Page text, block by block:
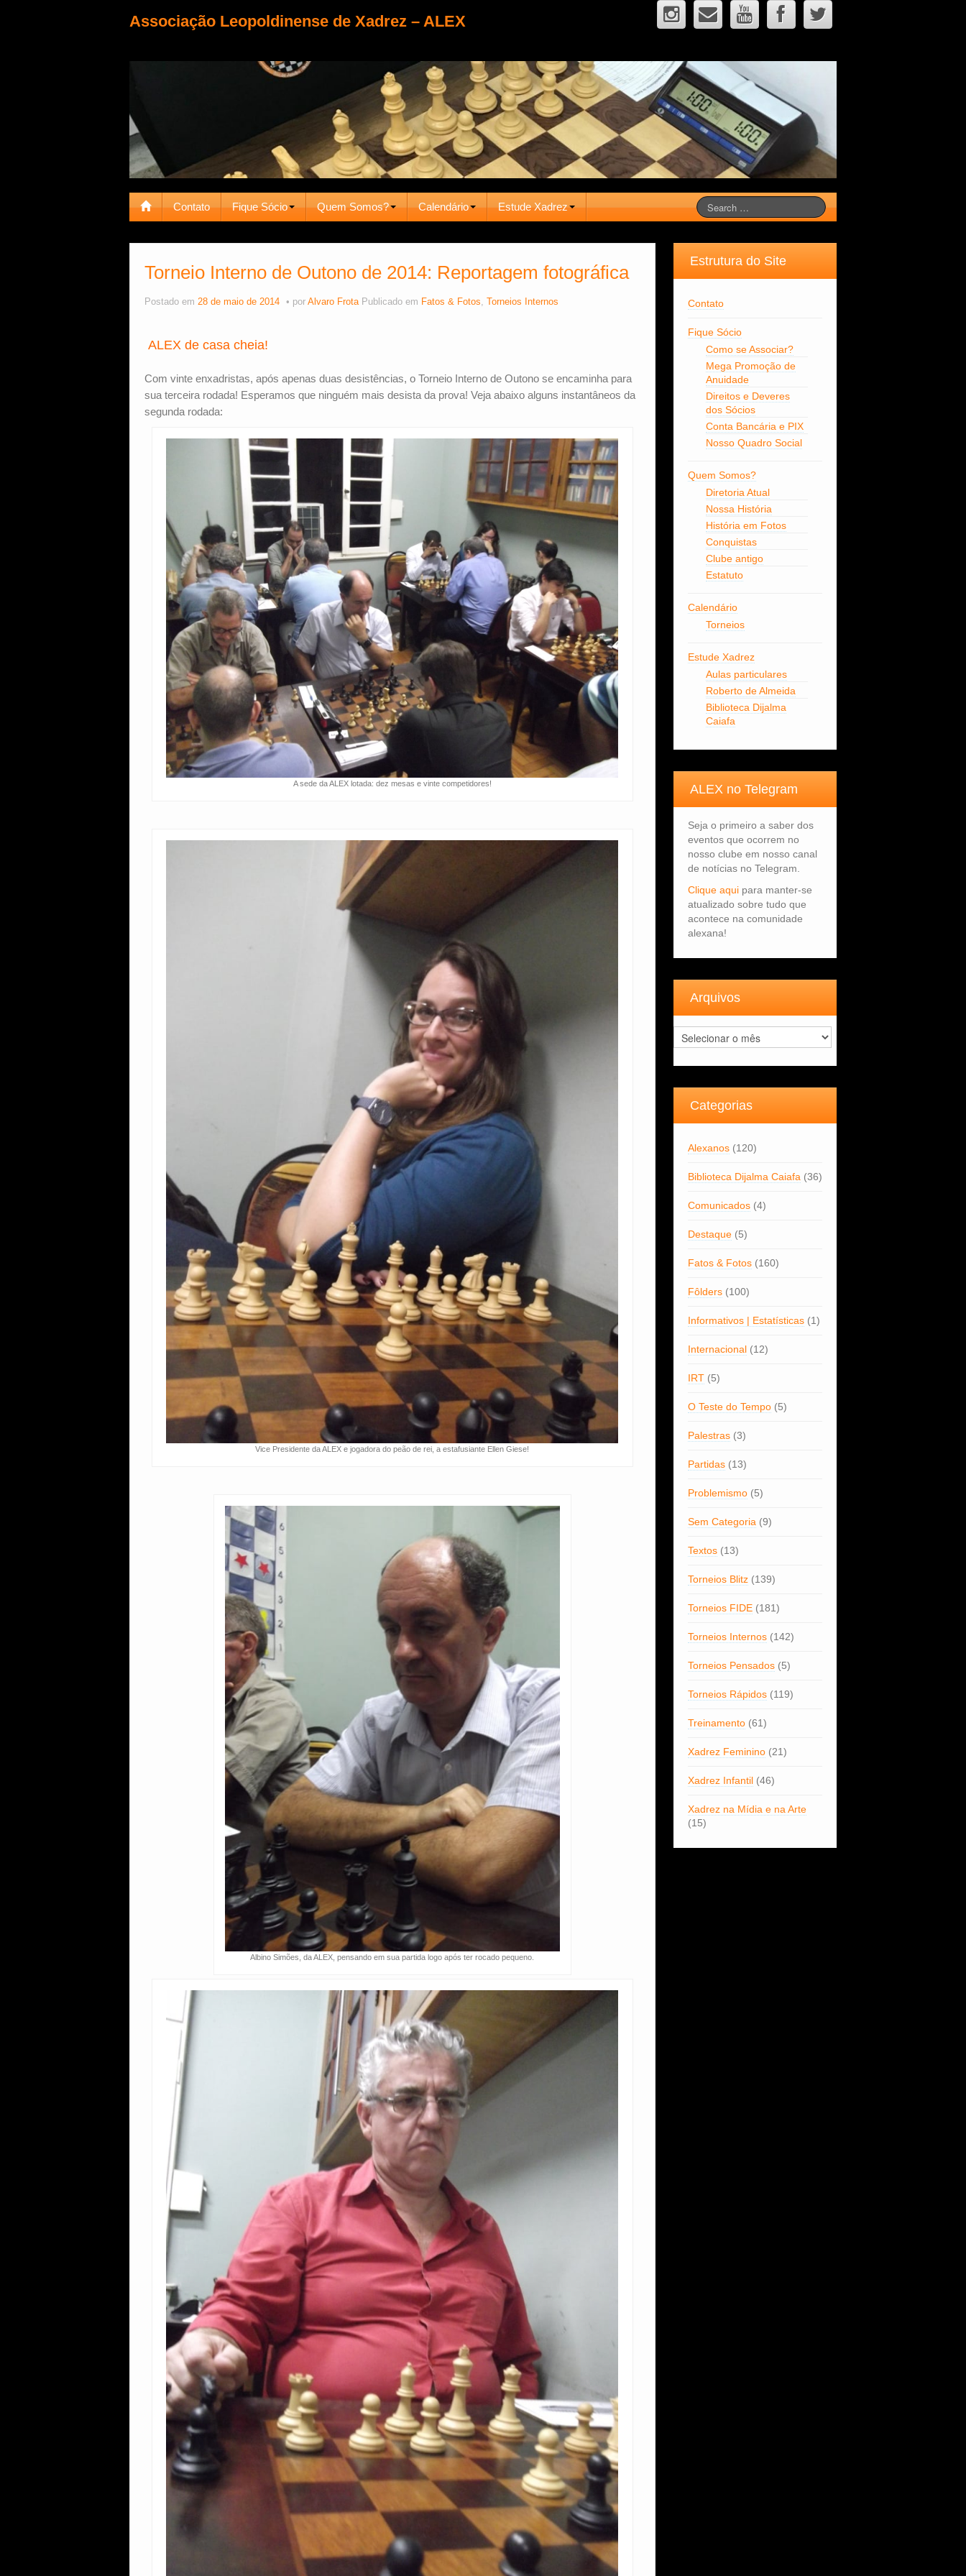
Associação Leopoldinense de Xadrez – ALEX
Contato Fique Sócio Quem Somos? Calendário Estude Xadrez
Torneio Interno de Outono de 2014: Reportagem fotográfica
Postado em 28 de maio de 2014 por Alvaro Frota Publicado em Fatos & Fotos, Torneios Internos
ALEX de casa cheia!
Com vinte enxadristas, após apenas duas desistências, o Torneio Interno de Outono se encaminha para
sua terceira rodada! Esperamos que ninguém mais desista da prova! Veja abaixo alguns instantâneos da
segunda rodada:
A sede da ALEX lotada: dez mesas e vinte competidores!
Vice Presidente da ALEX e jogadora do peão de rei, a estafusiante Ellen Giese!
Albino Simões, da ALEX, pensando em sua partida logo após ter rocado pequeno.
Estrutura do Site
Contato
Fique Sócio
Como se Associar?
Mega Promoção de
Anuidade
Direitos e Deveres
dos Sócios
Conta Bancária e PIX
Nosso Quadro Social
Quem Somos?
Diretoria Atual
Nossa História
História em Fotos
Conquistas
Clube antigo
Estatuto
Calendário
Torneios
Estude Xadrez
Aulas particulares
Roberto de Almeida
Biblioteca Dijalma
Caiafa
ALEX no Telegram
Seja o primeiro a saber dos
eventos que ocorrem no
nosso clube em nosso canal
de notícias no Telegram.
Clique aquipara manter-se
atualizado sobre tudo que
acontece na comunidade
alexana!
Arquivos
Arquivos
Categorias
Alexanos(120)
Biblioteca Dijalma Caiafa(36)
Comunicados(4)
Destaque(5)
Fatos & Fotos(160)
Fôlders(100)
Informativos | Estatísticas(1)
Internacional(12)
IRT(5)
O Teste do Tempo(5)
Palestras(3)
Partidas(13)
Problemismo(5)
Sem Categoria(9)
Textos(13)
Torneios Blitz(139)
Torneios FIDE(181)
Torneios Internos(142)
Torneios Pensados(5)
Torneios Rápidos(119)
Treinamento(61)
Xadrez Feminino(21)
Xadrez Infantil(46)
Xadrez na Mídia e na Arte
(15)